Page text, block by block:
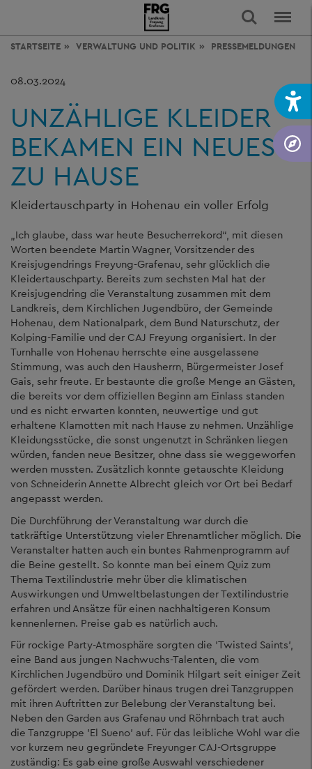
STARTSEITE VERWALTUNG UND POLITIK PRESSEMELDUNGEN
08.03.2024
UNZÄHLIGE KLEIDER
BEKAMEN EIN NEUES
ZU HAUSE
Kleidertauschparty in Hohenau ein voller Erfolg
„Ich glaube, dass war heute Besucherrekord“, mit diesen
Worten beendete Martin Wagner, Vorsitzender des
Kreisjugendrings Freyung-Grafenau, sehr glücklich die
Kleidertauschparty. Bereits zum sechsten Mal hat der
Kreisjugendring die Veranstaltung zusammen mit dem
Landkreis, dem Kirchlichen Jugendbüro, der Gemeinde
Hohenau, dem Nationalpark, dem Bund Naturschutz, der
Kolping-Familie und der CAJ Freyung organisiert. In der
Turnhalle von Hohenau herrschte eine ausgelassene
Stimmung, was auch den Hausherrn, Bürgermeister Josef
Gais, sehr freute. Er bestaunte die große Menge an Gästen,
die bereits vor dem offiziellen Beginn am Einlass standen
und es nicht erwarten konnten, neuwertige und gut
erhaltene Klamotten mit nach Hause zu nehmen. Unzählige
Kleidungsstücke, die sonst ungenutzt in Schränken liegen
würden, fanden neue Besitzer, ohne dass sie weggeworfen
werden mussten. Zusätzlich konnte getauschte Kleidung
von Schneiderin Annette Albrecht gleich vor Ort bei Bedarf
angepasst werden.
Die Durchführung der Veranstaltung war durch die
tatkräftige Unterstützung vieler Ehrenamtlicher möglich. Die
Veranstalter hatten auch ein buntes Rahmenprogramm auf
die Beine gestellt. So konnte man bei einem Quiz zum
Thema Textilindustrie mehr über die klimatischen
Auswirkungen und Umweltbelastungen der Textilindustrie
erfahren und Ansätze für einen nachhaltigeren Konsum
kennenlernen. Preise gab es natürlich auch.
Für rockige Party-Atmosphäre sorgten die 'Twisted Saints',
eine Band aus jungen Nachwuchs-Talenten, die vom
Kirchlichen Jugendbüro und Dominik Hilgart seit einiger Zeit
gefördert werden. Darüber hinaus trugen drei Tanzgruppen
mit ihren Auftritten zur Belebung der Veranstaltung bei.
Neben den Garden aus Grafenau und Röhrnbach trat auch
die Tanzgruppe 'El Sueno' auf. Für das leibliche Wohl war die
vor kurzem neu gegründete Freyunger CAJ-Ortsgruppe
zuständig: Es gab eine große Auswahl verschiedener